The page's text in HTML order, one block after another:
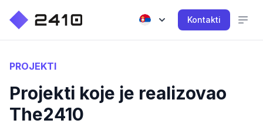
Kontakti
PROJEKTI
Projekti koje je realizovao
The2410